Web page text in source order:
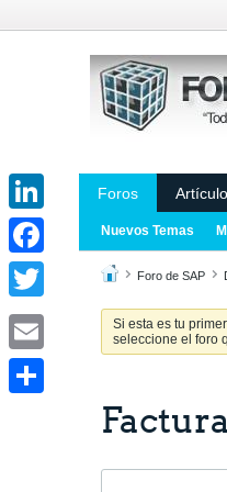
Foros
Nuevos Temas
Foro de SAP
Si esta es tu
seleccione el foro
LinkedIn
Facebook
Twitter
Email